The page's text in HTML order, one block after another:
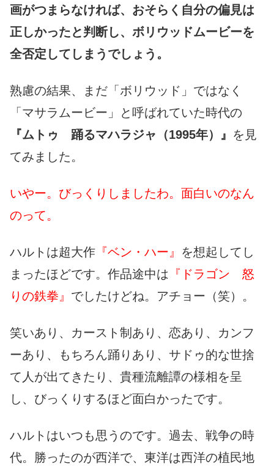
画がつまらなければ、おそらく自分の偏見は
正しかったと判断し、ボリウッドムービーを
全否定してしまうでしょう。
熟慮の結果、まだ「ボリウッド」ではなく
「マサラムービー」と呼ばれていた時代の
『ムトゥ 踊るマハラジャ（1995年）』 を見
てみました。
いやー。びっくりしましたわ。面白いのなん
のって。
ハルトは超大作 『ベン・ハー』 を想起してし
まったほどです。作品途中は 『ドラゴン 怒
りの鉄拳』 でしたけどね。アチョー（笑）。
笑いあり、カースト制あり、恋あり、カンフ
ーあり、もちろん踊りあり、サドゥ的な世捨
て人が出てきたり、貴種流離譚の様相を呈
し、びっくりするほど面白かったです。
ハルトはいつも思うのです。過去、戦争の時
代。勝ったのが西洋で、東洋は西洋の植民地